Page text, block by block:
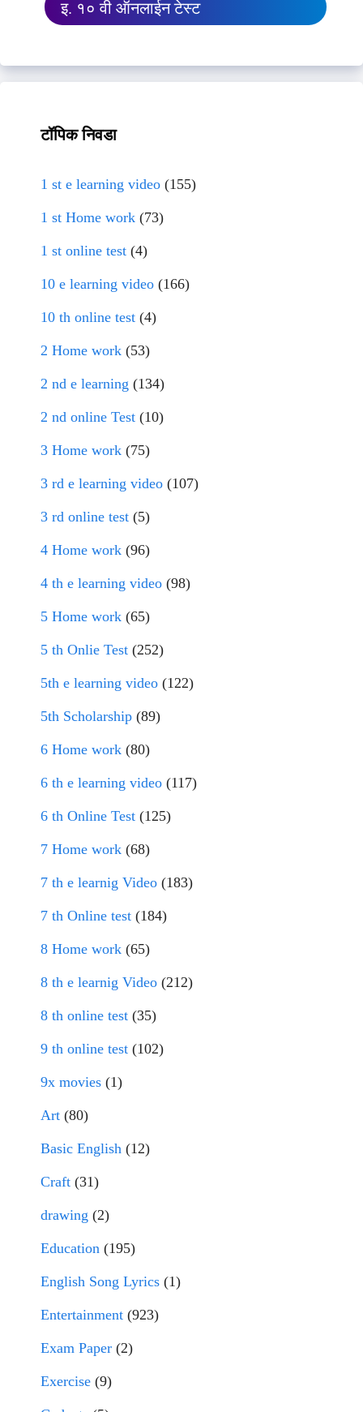
इ. १० वी ऑनलाईन टेस्ट
टॉपिक निवडा
1 st e learning video (155)
1 st Home work (73)
1 st online test (4)
10 e learning video (166)
10 th online test (4)
2 Home work (53)
2 nd e learning (134)
2 nd online Test (10)
3 Home work (75)
3 rd e learning video (107)
3 rd online test (5)
4 Home work (96)
4 th e learning video (98)
5 Home work (65)
5 th Onlie Test (252)
5th e learning video (122)
5th Scholarship (89)
6 Home work (80)
6 th e learning video (117)
6 th Online Test (125)
7 Home work (68)
7 th e learnig Video (183)
7 th Online test (184)
8 Home work (65)
8 th e learnig Video (212)
8 th online test (35)
9 th online test (102)
9x movies (1)
Art (80)
Basic English (12)
Craft (31)
drawing (2)
Education (195)
English Song Lyrics (1)
Entertainment (923)
Exam Paper (2)
Exercise (9)